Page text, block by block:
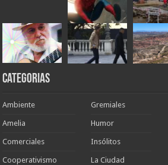
Categorias
Ambiente
Amelia
Comerciales
Cooperativismo
Gremiales
Humor
Insólitos
La Ciudad